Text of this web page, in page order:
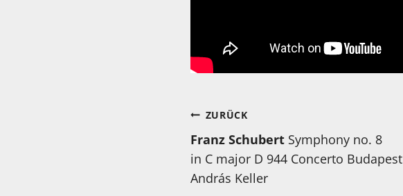
Beitragsnavigation
ZURÜCK
Franz Schubert Symphony no. 8
in C major D 944 Concerto Budapest
András Keller